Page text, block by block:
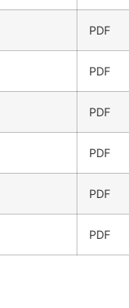
PDF
PDF
PDF
PDF
PDF
PDF